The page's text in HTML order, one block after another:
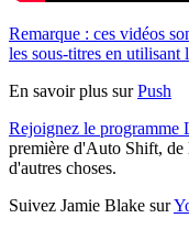
Remarque : ces vidéos
les sous-titres en utilisant
En savoir plus surPush
Rejoignez le programme
première d'Auto Shift, de
d'autres choses.
Suivez Jamie Blake sur